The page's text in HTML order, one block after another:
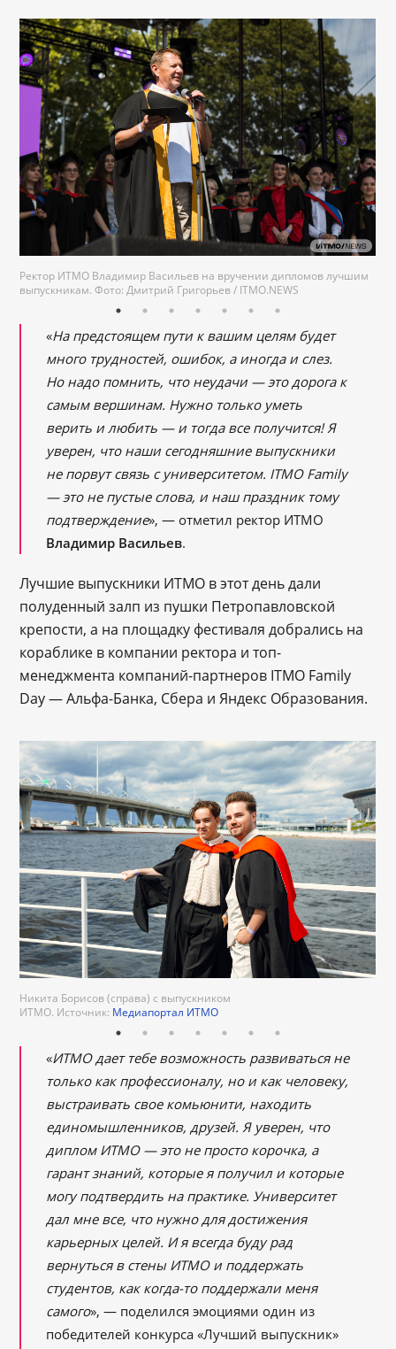
Ректор ИТМО Владимир Васильев на вручении дипломов лучшим
выпускникам. Фото: Дмитрий Григорьев / ITMO.NEWS
Медиапортал ИТМО
«На предстоящем пути к вашим целям будет
много трудностей, ошибок, а иногда и слез.
Но надо помнить, что неудачи — это дорога к
самым вершинам. Нужно только уметь
верить и любить — и тогда все получится! Я
уверен, что наши сегодняшние выпускники
не порвут связь с университетом. ITMO Family
— это не пустые слова, и наш праздник тому
подтверждение», — отметил ректор ИТМО
Владимир Васильев.
Лучшие выпускники ИТМО в этот день дали
полуденный залп из пушки Петропавловской
крепости, а на площадку фестиваля добрались на
кораблике в компании ректора и топ-
менеджмента компаний-партнеров ITMO Family
Day — Альфа-Банка, Сбера и Яндекс Образования.
Никита Борисов (справа) с выпускником
ИТМО. Источник: Медиапортал ИТМО
ИТМО
ИТМО
Медиапортал ИТМО
Медиапортал ИТМО
ИТМО
«ИТМО дает тебе возможность развиваться не
только как профессионалу, но и как человеку,
выстраивать свое комьюнити, находить
единомышленников, друзей. Я уверен, что
диплом ИТМО — это не просто корочка, а
гарант знаний, которые я получил и которые
могу подтвердить на практике. Университет
дал мне все, что нужно для достижения
карьерных целей. И я всегда буду рад
вернуться в стены ИТМО и поддержать
студентов, как когда-то поддержали меня
самого», — поделился эмоциями один из
победителей конкурса «Лучший выпускник»